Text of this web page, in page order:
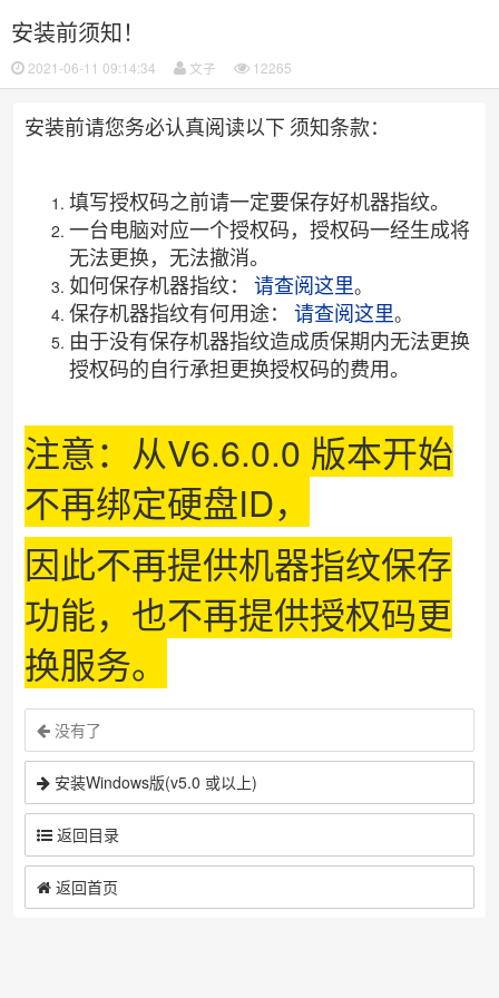
安装前须知！
2021-06-11 09:14:34 文子 12265
安装前请您务必认真阅读以下 须知条款：
填写授权码之前请一定要保存好机器指纹。
一台电脑对应一个授权码，授权码一经生成将
无法更换，无法撤消。
如何保存机器指纹：
请查阅这里。
保存机器指纹有何用途： 请查阅这里。
由于没有保存机器指纹造成质保期内无法更换
授权码的自行承担更换授权码的费用。
注意：从V6.6.0.0 版本开始
不再绑定硬盘ID，
因此不再提供机器指纹保存
功能，也不再提供授权码更
换服务。
没有了
安装Windows版(v5.0 或以上)
返回目录
返回首页